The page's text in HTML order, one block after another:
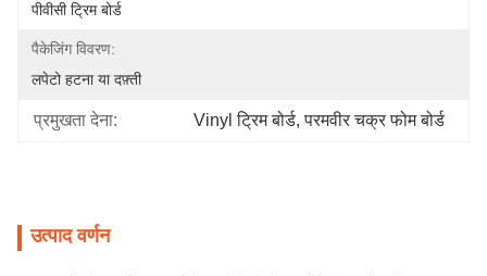
पीवीसी ट्रिम बोर्ड
पैकेजिंग विवरण:
लपेटो हटना या दफ़्ती
प्रमुखता देना: Vinyl ट्रिम बोर्ड, परमवीर चक्र फोम बोर्ड
उत्पाद वर्णन